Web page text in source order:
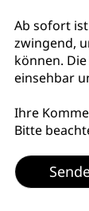
Ab sofort
zwingend,
können.
einsehbar
Ihre
Bitte